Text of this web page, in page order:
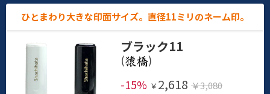
ひとまわり大きな印面サイズ。直径11ミリのネーム印。
ブラック11
(
)
-15% ￥ 2,618 ￥3,080